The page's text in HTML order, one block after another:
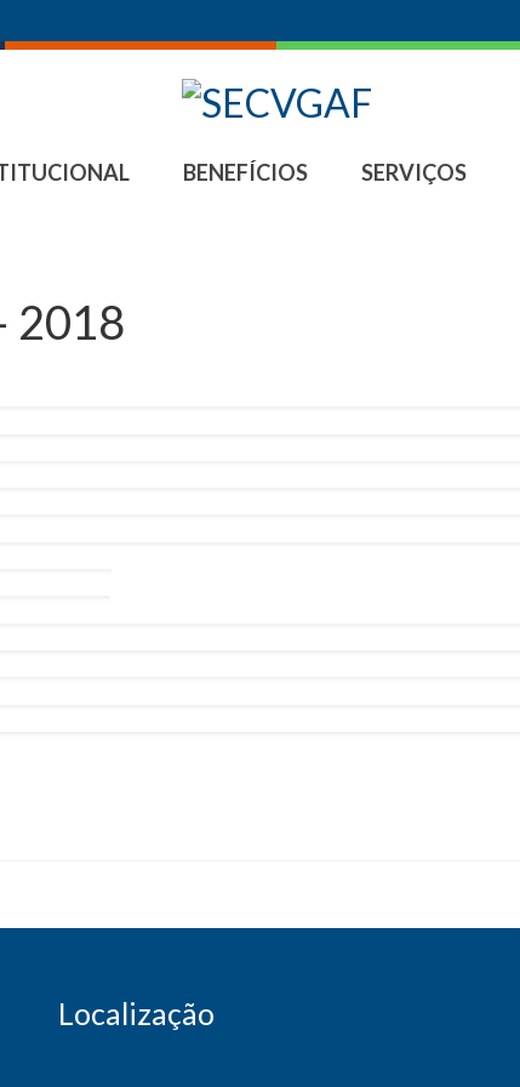
BENEFÍCIOS SERVIÇOS
2018
Localização